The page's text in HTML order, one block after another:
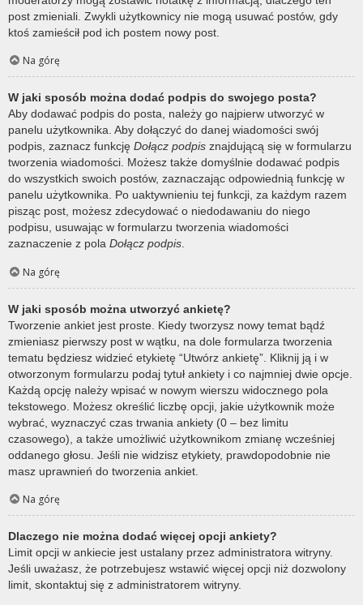
post zmieniali. Zwykli użytkownicy nie mogą usuwać postów, gdy
ktoś zamieścił pod ich postem nowy post.
Na górę
W jaki sposób można dodać podpis do swojego posta?
Aby dodawać podpis do posta, należy go najpierw utworzyć w
panelu użytkownika. Aby dołączyć do danej wiadomości swój
podpis, zaznacz funkcję Dołącz podpis znajdującą się w formularzu
tworzenia wiadomości. Możesz także domyślnie dodawać podpis
do wszystkich swoich postów, zaznaczając odpowiednią funkcję w
panelu użytkownika. Po uaktywnieniu tej funkcji, za każdym razem
pisząc post, możesz zdecydować o niedodawaniu do niego
podpisu, usuwając w formularzu tworzenia wiadomości
zaznaczenie z pola Dołącz podpis.
Na górę
W jaki sposób można utworzyć ankietę?
Tworzenie ankiet jest proste. Kiedy tworzysz nowy temat bądź
zmieniasz pierwszy post w wątku, na dole formularza tworzenia
tematu będziesz widzieć etykietę “Utwórz ankietę”. Kliknij ją i w
otworzonym formularzu podaj tytuł ankiety i co najmniej dwie opcje.
Każdą opcję należy wpisać w nowym wierszu widocznego pola
tekstowego. Możesz określić liczbę opcji, jakie użytkownik może
wybrać, wyznaczyć czas trwania ankiety (0 – bez limitu
czasowego), a także umożliwić użytkownikom zmianę wcześniej
oddanego głosu. Jeśli nie widzisz etykiety, prawdopodobnie nie
masz uprawnień do tworzenia ankiet.
Na górę
Dlaczego nie można dodać więcej opcji ankiety?
Limit opcji w ankiecie jest ustalany przez administratora witryny.
Jeśli uważasz, że potrzebujesz wstawić więcej opcji niż dozwolony
limit, skontaktuj się z administratorem witryny.